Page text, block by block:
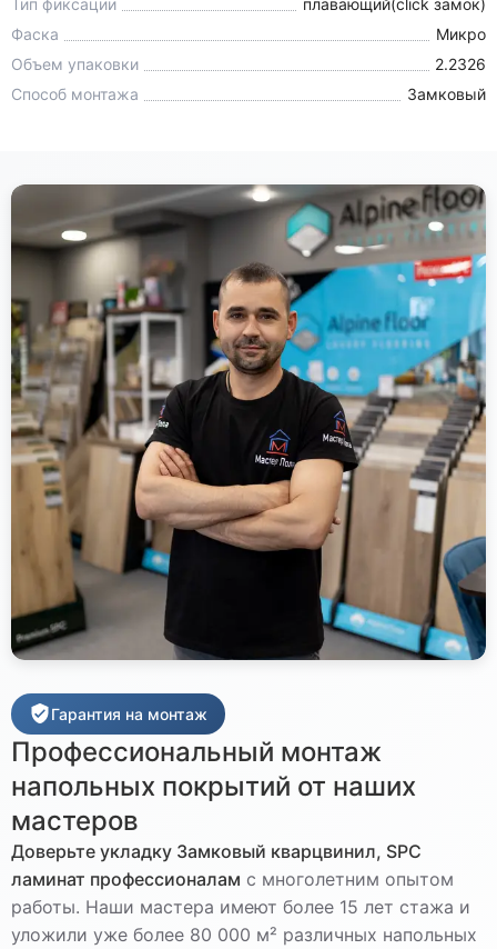
Фаска
Микро
Объем упаковки
2.2326
Способ монтажа
Замковый
Гарантия на монтаж
Профессиональный монтаж
напольных покрытий от наших
мастеров
Доверьте укладку Замковый кварцвинил, SPC
ламинат профессионалам с многолетним опытом
работы. Наши мастера имеют более 15 лет стажа и
уложили уже более 80 000 м² различных напольных